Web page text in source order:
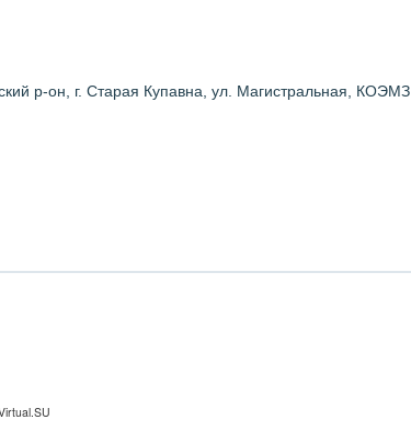
р-он, г. Старая Купавна, ул. Магистральная, КОЭМЗ